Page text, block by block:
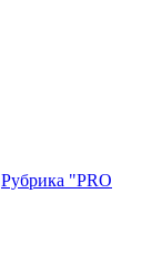
Рубрика "PRO